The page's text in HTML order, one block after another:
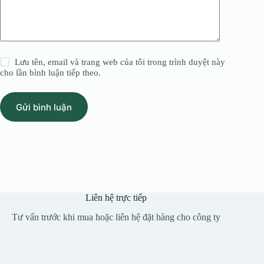
Lưu tên, email và trang web của tôi trong trình duyệt này
cho lần bình luận tiếp theo.
Gửi bình luận
Liên hệ trực tiếp
Tư vấn trước khi mua hoặc liên hệ đặt hàng cho công ty